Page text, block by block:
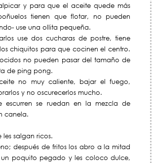
y para que el aceite quede más
tienen que flotar, no pueden
use una ollita pequeña.
use dos cucharas de postre, tiene
chiquitos para que cocinen el centro.
no pueden pasar del tamaño de
de ping pong.
no muy caliente, bajar el fuego,
y no oscurecerlos mucho.
escurren se ruedan en la mezcla de
canela.
les salgan ricos.
después de fritos los abro a la mitad
poquito pegado y les coloco dulce,